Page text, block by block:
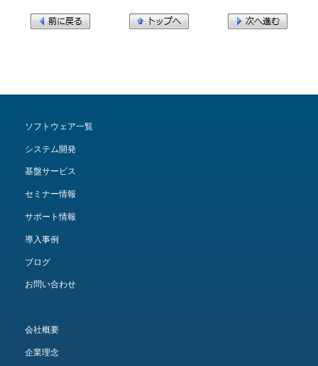
ソフトウェア一覧
システム開発
基盤サービス
セミナー情報
サポート情報
導入事例
ブログ
お問い合わせ
会社概要
企業理念